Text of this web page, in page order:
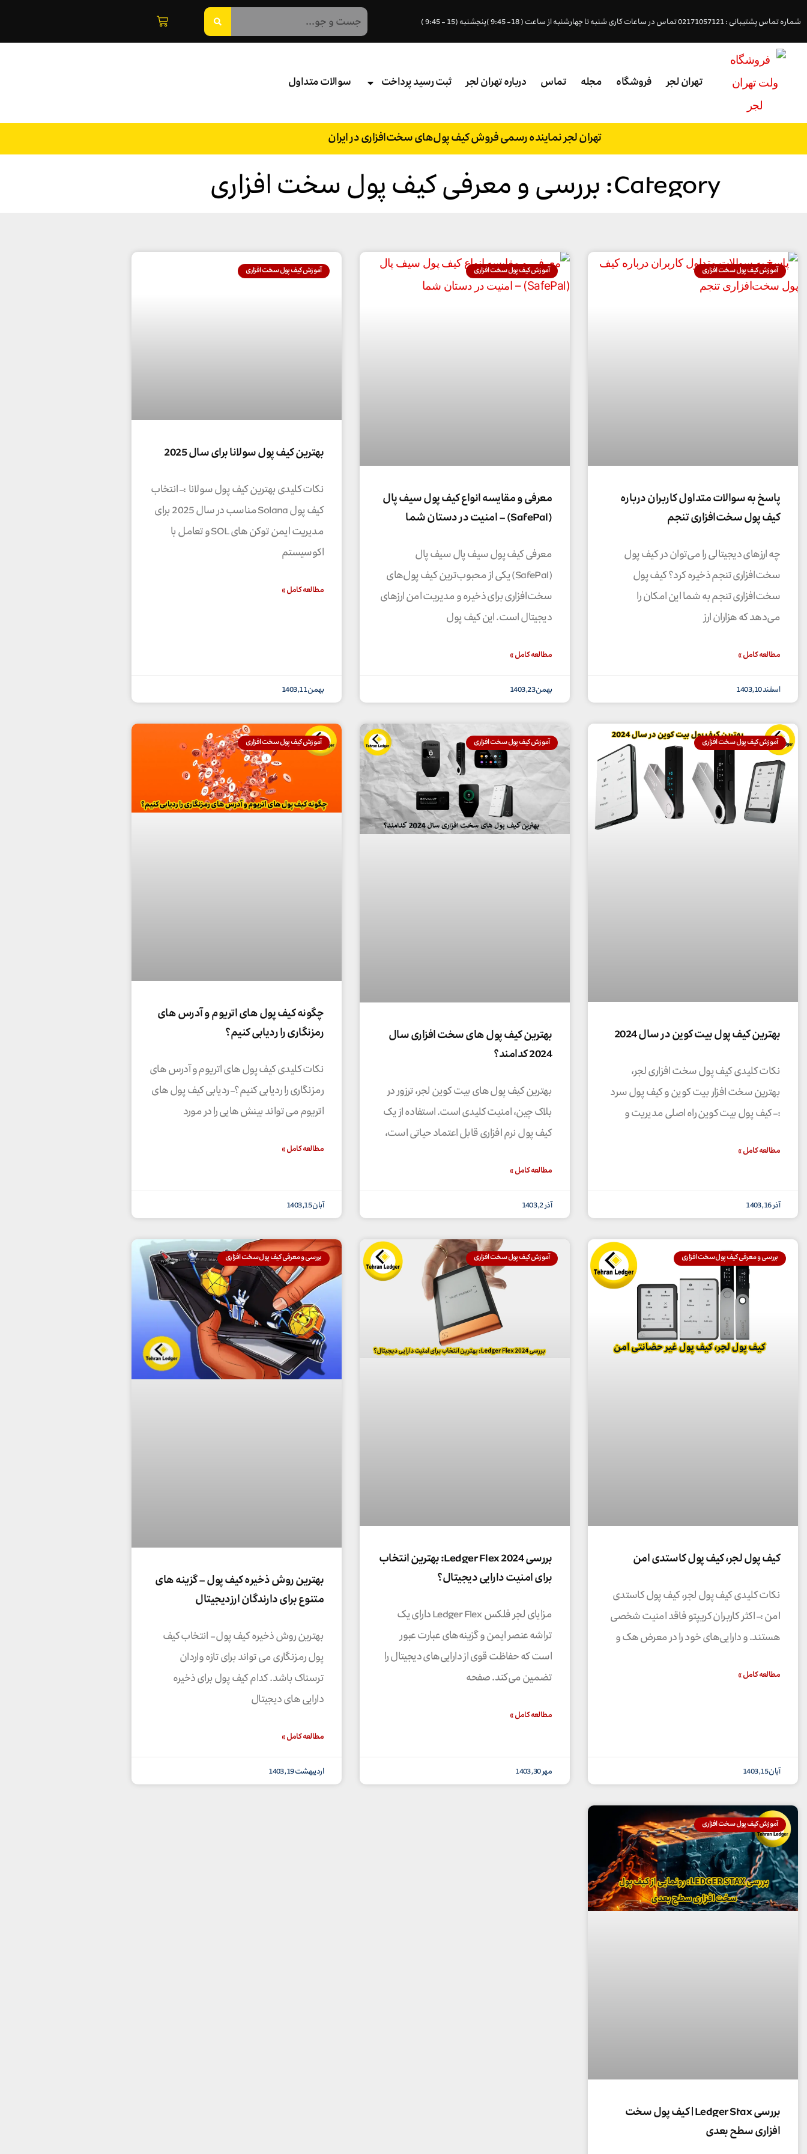
شماره تماس پشتیبانی : 02171057121 تماس در ساعات کاری شنبه تا چهارشنبه از ساعت ( 18- 9:45 )پنجشنبه (15 - 9:45 )
تهران لجر فروشگاه مجله تماس درباره تهران لجر ثبت رسید پرداخت سوالات متداول
تهران لجر نماینده رسمی فروش کیف پول‌های سخت‌افزاری در ایران
Category: بررسی و معرفی کیف پول سخت افزاری
آموزش کیف پول سخت افزاری
پاسخ به سوالات متداول کاربران درباره
کیف پول سخت‌افزاری تنجم
چه ارزهای دیجیتالی را می‌توان در کیف پول
سخت‌افزاری تنجم ذخیره کرد؟ کیف پول
سخت‌افزاری تنجم به شما این امکان را
می‌دهد که هزاران ارز
مطالعه کامل »
اسفند 10, 1403
آموزش کیف پول سخت افزاری
معرفی و مقایسه انواع کیف پول سیف پال
(SafePal) – امنیت در دستان شما
معرفی کیف پول سیف پال سیف پال
(SafePal) یکی از محبوب‌ترین کیف پول‌های
سخت‌افزاری برای ذخیره و مدیریت امن ارزهای
دیجیتال است. این کیف پول
مطالعه کامل »
بهمن 23, 1403
آموزش کیف پول سخت افزاری
بهترین کیف پول سولانا برای سال 2025
نکات کلیدی بهترین کیف پول سولانا :– انتخاب
کیف پول Solana مناسب در سال 2025 برای
مدیریت ایمن توکن های SOL و تعامل با
اکوسیستم
مطالعه کامل »
بهمن 11, 1403
آموزش کیف پول سخت افزاری
بهترین کیف پول بیت کوین در سال 2024
نکات کلیدی کیف پول سخت افزاری لجر،
بهترین سخت افزار بیت کوین و کیف پول سرد
:– کیف پول بیت کوین راه اصلی مدیریت و
مطالعه کامل »
آذر 16, 1403
آموزش کیف پول سخت افزاری
بهترین کیف پول های سخت افزاری سال
2024 کدامند؟
بهترین کیف پول های بیت کوین لجر، ترزور در
بلاک چین، امنیت کلیدی است. استفاده از یک
کیف پول نرم افزاری قابل اعتماد حیاتی است،
مطالعه کامل »
آذر 2, 1403
آموزش کیف پول سخت افزاری
چگونه کیف پول های اتریوم و آدرس های
رمزنگاری را ردیابی کنیم؟
نکات کلیدی کیف پول های اتریوم و آدرس های
رمزنگاری را ردیابی کنیم؟– ردیابی کیف پول های
اتریوم می تواند بینش هایی را در مورد
مطالعه کامل »
آبان 15, 1403
بررسی و معرفی کیف پول سخت افزاری
کیف پول لجر، کیف پول کاستدی امن
نکات کلیدی کیف پول لجر، کیف پول کاستدی
امن :– اکثر کاربران کریپتو فاقد امنیت شخصی
هستند. و دارایی‌های خود را در معرض هک و
مطالعه کامل »
آبان 15, 1403
آموزش کیف پول سخت افزاری
بررسی Ledger Flex 2024: بهترین انتخاب
برای امنیت دارایی دیجیتال؟
مزایای لجر فلکس Ledger Flex دارای یک
تراشه عنصر ایمن و گزینه‌های عبارت عبور
است که حفاظت قوی از دارایی‌های دیجیتال را
تضمین می‌کند. صفحه
مطالعه کامل »
مهر 30, 1403
بررسی و معرفی کیف پول سخت افزاری
بهترین روش ذخیره کیف پول – گزینه های
متنوع برای دارندگان ارزدیجیتال
بهترین روش ذخیره کیف پول – انتخاب کیف
پول رمزنگاری می تواند برای تازه واردان
ترسناک باشد. کدام کیف پول برای ذخیره
دارایی های دیجیتال
مطالعه کامل »
اردیبهشت 19, 1403
آموزش کیف پول سخت افزاری
بررسی Ledger Stax | کیف پول سخت
افزاری سطح بعدی